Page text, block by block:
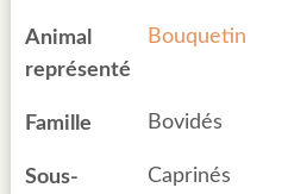
Animal
représenté
Bouquetin
Famille Bovidés
Sous-
Caprinés